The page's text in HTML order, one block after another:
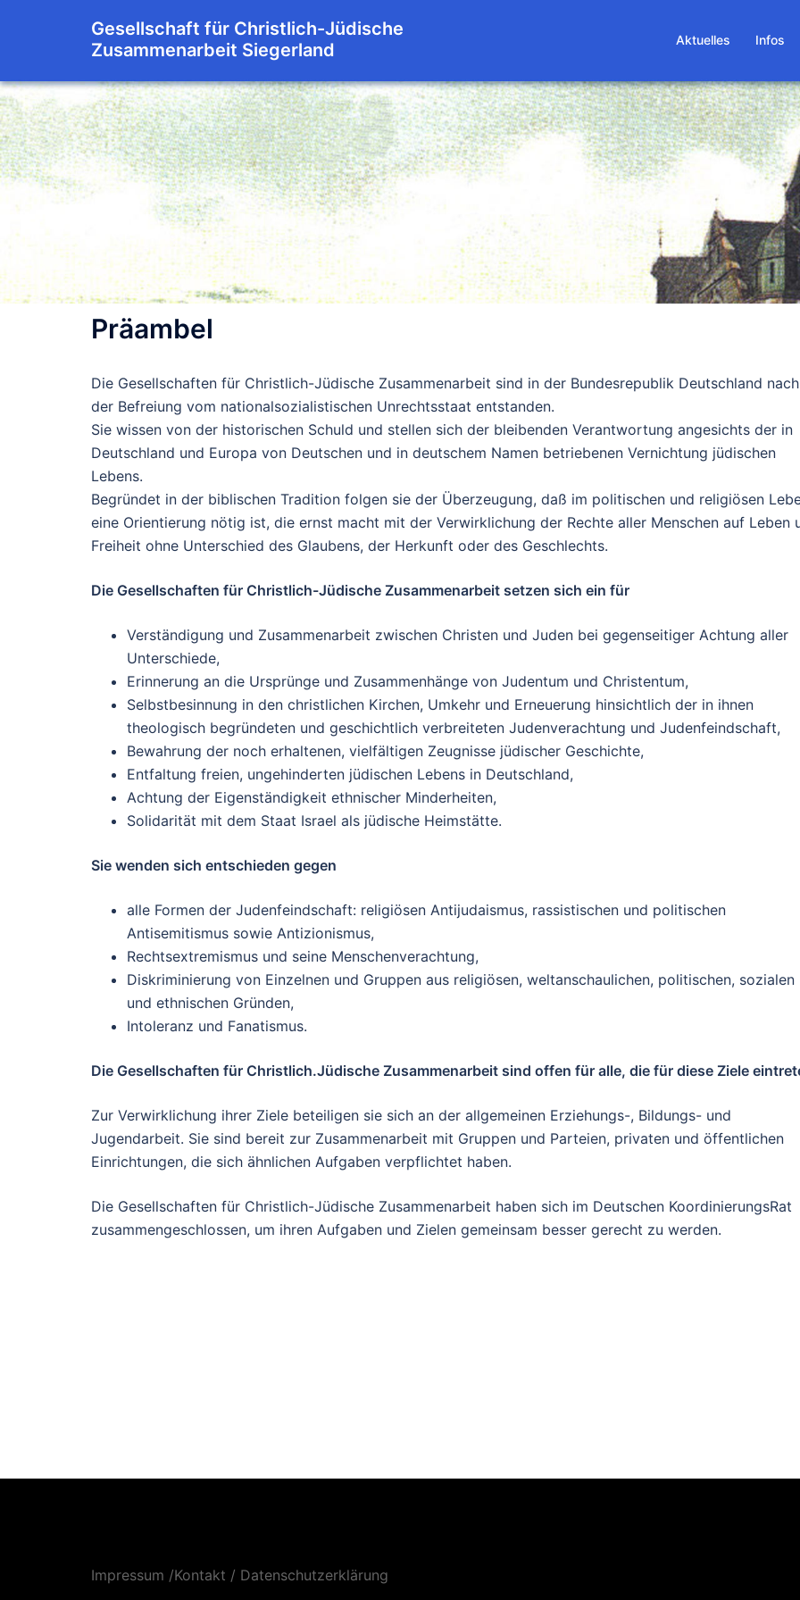
Gesellschaft für Christlich-Jüdische
Zusammenarbeit Siegerland
Aktuelles Infos
Präambel
Die Gesellschaften für Christlich-Jüdische Zusammenarbeit sind in der Bundesrepublik Deutschland nach
der Befreiung vom nationalsozialistischen Unrechtsstaat entstanden.
Sie wissen von der historischen Schuld und stellen sich der bleibenden Verantwortung angesichts der in
Deutschland und Europa von Deutschen und in deutschem Namen betriebenen Vernichtung jüdischen
Lebens.
Begründet in der biblischen Tradition folgen sie der Überzeugung, daß im politischen und religiösen
eine Orientierung nötig ist, die ernst macht mit der Verwirklichung der Rechte aller Menschen auf Leben
Freiheit ohne Unterschied des Glaubens, der Herkunft oder des Geschlechts.
Die Gesellschaften für Christlich-Jüdische Zusammenarbeit setzen sich ein für
Verständigung und Zusammenarbeit zwischen Christen und Juden bei gegenseitiger Achtung aller
Unterschiede,
Erinnerung an die Ursprünge und Zusammenhänge von Judentum und Christentum,
Selbstbesinnung in den christlichen Kirchen, Umkehr und Erneuerung hinsichtlich der in ihnen
theologisch begründeten und geschichtlich verbreiteten Judenverachtung und Judenfeindschaft,
Bewahrung der noch erhaltenen, vielfältigen Zeugnisse jüdischer Geschichte,
Entfaltung freien, ungehinderten jüdischen Lebens in Deutschland,
Achtung der Eigenständigkeit ethnischer Minderheiten,
Solidarität mit dem Staat Israel als jüdische Heimstätte.
Sie wenden sich entschieden gegen
alle Formen der Judenfeindschaft: religiösen Antijudaismus, rassistischen und politischen
Antisemitismus sowie Antizionismus,
Rechtsextremismus und seine Menschenverachtung,
Diskriminierung von Einzelnen und Gruppen aus religiösen, weltanschaulichen, politischen, sozialen
und ethnischen Gründen,
Intoleranz und Fanatismus.
Die Gesellschaften für Christlich.Jüdische Zusammenarbeit sind offen für alle, die für diese Ziele
Zur Verwirklichung ihrer Ziele beteiligen sie sich an der allgemeinen Erziehungs-, Bildungs- und
Jugendarbeit. Sie sind bereit zur Zusammenarbeit mit Gruppen und Parteien, privaten und öffentlichen
Einrichtungen, die sich ähnlichen Aufgaben verpflichtet haben.
Die Gesellschaften für Christlich-Jüdische Zusammenarbeit haben sich im Deutschen KoordinierungsRat
zusammengeschlossen, um ihren Aufgaben und Zielen gemeinsam besser gerecht zu werden.
Impressum /Kontakt / Datenschutzerklärung